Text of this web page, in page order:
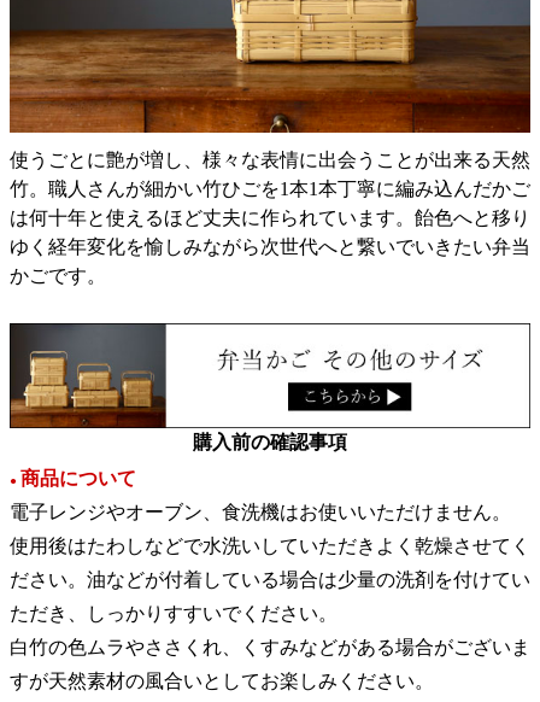
使うごとに艶が増し、様々な表情に出会うことが出来る天然
竹。職人さんが細かい竹ひごを1本1本丁寧に編み込んだかご
は何十年と使えるほど丈夫に作られています。飴色へと移り
ゆく経年変化を愉しみながら次世代へと繋いでいきたい弁当
かごです。
購入前の確認事項
● 商品について
電子レンジやオーブン、食洗機はお使いいただけません。
使用後はたわしなどで水洗いしていただきよく乾燥させてく
ださい。油などが付着している場合は少量の洗剤を付けてい
ただき、しっかりすすいでください。
白竹の色ムラやささくれ、くすみなどがある場合がございま
すが天然素材の風合いとしてお楽しみください。